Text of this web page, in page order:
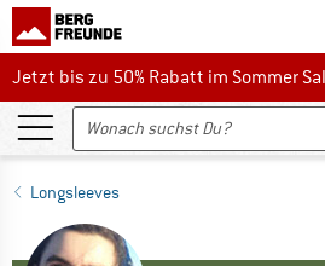
Jetzt bis zu 50% Rabatt im Sommer Sale
Jetzt bis zu 50% Rabatt im Sommer
Longsleeves